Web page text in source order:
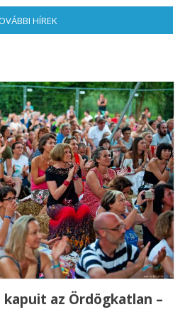
HÍREK
az Ördögkatlan –